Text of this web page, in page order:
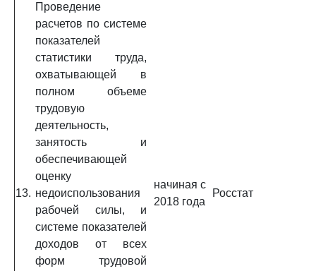
13.
Проведение
расчетов по системе
показателей
статистики труда,
охватывающей в
полном объеме
трудовую
деятельность,
занятость и
обеспечивающей
оценку
недоиспользования
рабочей силы, и
системе показателей
доходов от всех
форм трудовой
начиная с
2018 года
Росстат